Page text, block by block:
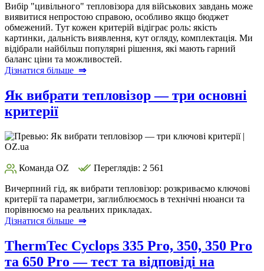
Вибір "цивільного" тепловізора для військових завдань може
виявитися непростою справою, особливо якщо бюджет
обмежений. Тут кожен критерій відіграє роль: якість
картинки, дальність виявлення, кут огляду, комплектація. Ми
відібрали найбільш популярні рішення, які мають гарний
баланс ціни та можливостей.
Дізнатися більше ⇒
Як вибрати тепловізор — три основні
критерії
Команда OZ Переглядів: 2 561
Вичерпний гід, як вибрати тепловізор: розкриваємо ключові
критерії та параметри, заглиблюємось в технічні нюанси та
порівнюємо на реальних прикладах.
Дізнатися більше ⇒
ThermTec Cyclops 335 Pro, 350, 350 Pro
та 650 Pro — тест та відповіді на